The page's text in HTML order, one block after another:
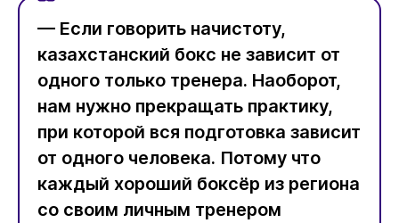
— Если говорить начистоту,
казахстанский бокс не зависит от
одного только тренера. Наоборот,
нам нужно прекращать практику,
при которой вся подготовка зависит
от одного человека. Потому что
каждый хороший боксёр из региона
со своим личным тренером